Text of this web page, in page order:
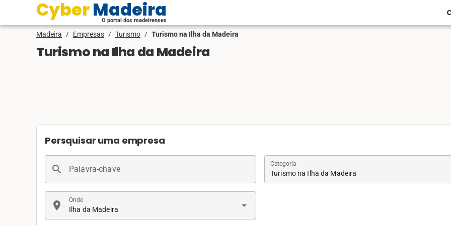
Cyber Madeira
O portal dos madeirenses
Madeira / Empresas / Turismo / Turismo na Ilha da Madeira
Turismo na Ilha da Madeira
Persquisar uma empresa
search Palavra-chave Turismo na Ilha da Madeira
Categoria
location_on Ilha da Madeira
Onde arrow_drop_down